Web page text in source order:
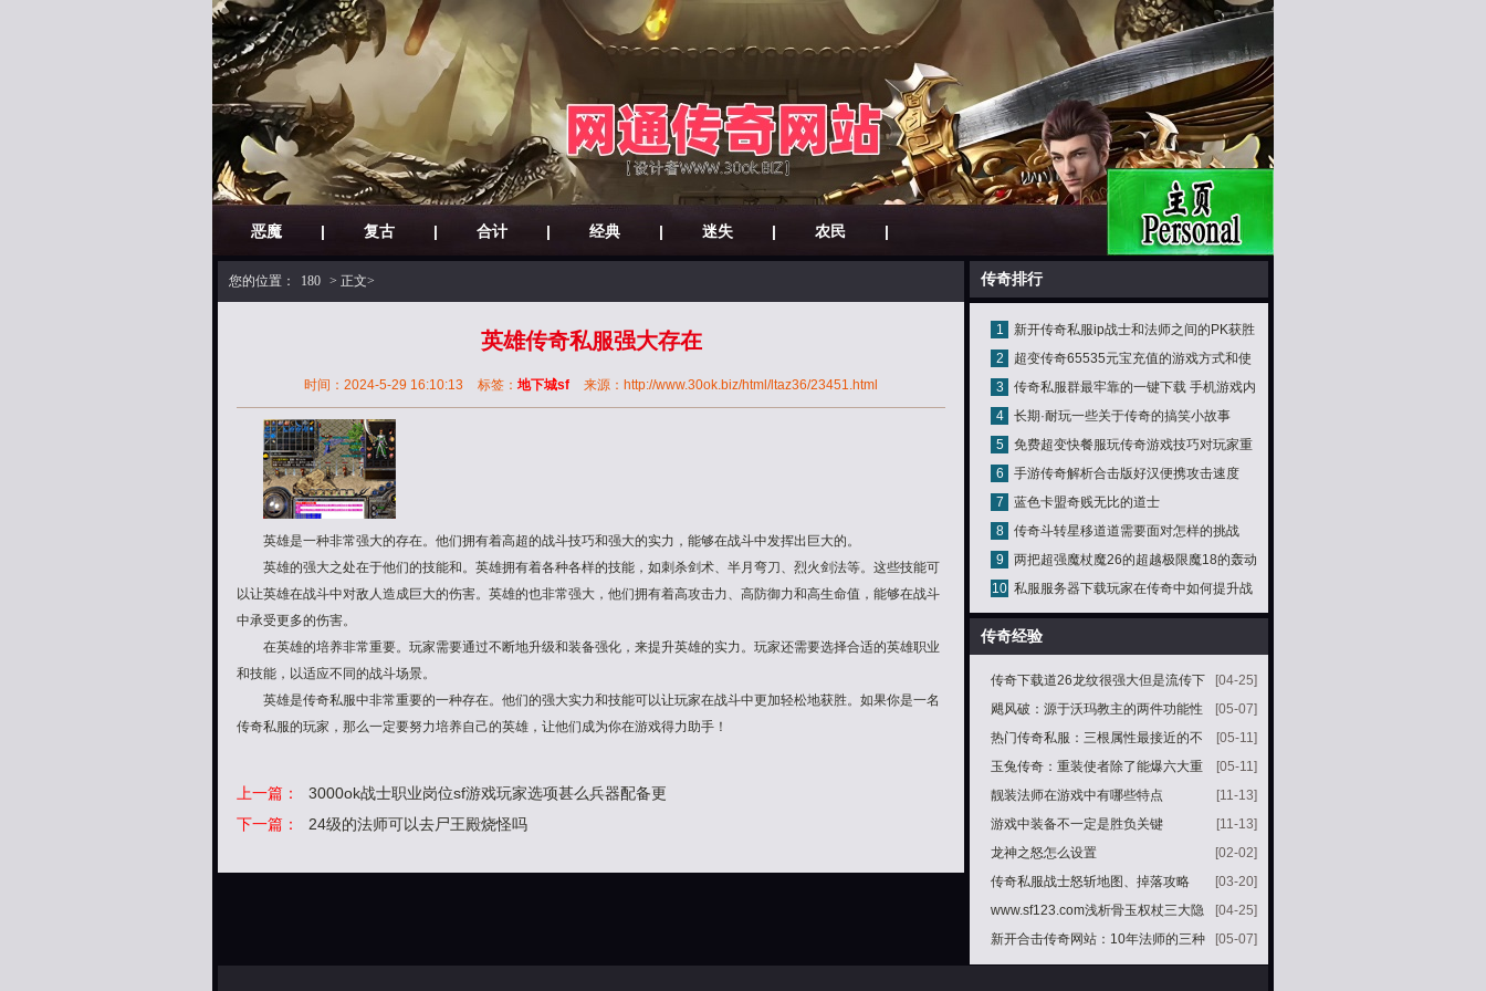
恶魔 | 复古 | 合计 | 经典 | 迷失 | 农民 |
您的位置： 180 > 正文>
英雄传奇私服强大存在
时间：2024-5-29 16:10:13 标签： 地下城sf 来源：http://www.30ok.biz/html/ltaz36/23451.html
英雄是一种非常强大的存在。他们拥有着高超的战斗技巧和强大的实力，能够在战斗中发挥出巨大的。
英雄的强大之处在于他们的技能和。英雄拥有着各种各样的技能，如刺杀剑术、半月弯刀、烈火剑法等。这些技能可
以让英雄在战斗中对敌人造成巨大的伤害。英雄的也非常强大，他们拥有着高攻击力、高防御力和高生命值，能够在战斗
中承受更多的伤害。
在英雄的培养非常重要。玩家需要通过不断地升级和装备强化，来提升英雄的实力。玩家还需要选择合适的英雄职业
和技能，以适应不同的战斗场景。
英雄是传奇私服中非常重要的一种存在。他们的强大实力和技能可以让玩家在战斗中更加轻松地获胜。如果你是一名
传奇私服的玩家，那么一定要努力培养自己的英雄，让他们成为你在游戏得力助手！
上一篇：
3000ok战士职业岗位sf游戏玩家选项甚么兵器配备更
下一篇：
24级的法师可以去尸王殿烧怪吗
传奇排行
1
新开传奇私服ip战士和法师之间的PK获胜
的难度非常高
2
超变传奇65535元宝充值的游戏方式和使
用方式
3
传奇私服群最牢靠的一键下载 手机游戏内
容
4
长期·耐玩一些关于传奇的搞笑小故事
5
免费超变快餐服玩传奇游戏技巧对玩家重
要吗？
6
手游传奇解析合击版好汉便携攻击速度
7
蓝色卡盟奇贱无比的道士
8
传奇斗转星移道道需要面对怎样的挑战
9
两把超强魔杖魔26的超越极限魔18的轰动
全服
10 私服服务器下载玩家在传奇中如何提升战
斗力
传奇经验
[04-25]
传奇下载道26龙纹很强大但是流传下
来的最强龙纹属于冷清秋
[05-07]
飓风破：源于沃玛教主的两件功能性
道具第二件容易被忽略
[05-11]
热门传奇私服：三根属性最接近的不
同类幸运项链其中有两根来自
[05-11]
玉兔传奇：重装使者除了能爆六大重
装以外还能爆出什么
[11-13]
靓装法师在游戏中有哪些特点
[11-13]
游戏中装备不一定是胜负关键
[02-02]
龙神之怒怎么设置
[03-20]
传奇私服战士怒斩地图、掉落攻略
[04-25]
www.sf123.com浅析骨玉权杖三大隐
藏属性第一个公认最后一个离谱
[05-07]
新开合击传奇网站：10年法师的三种
神装一种复古一种限量一种超强